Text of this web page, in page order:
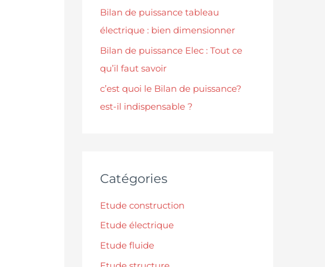
Bilan de puissance tableau
électrique : bien dimensionner
Bilan de puissance Elec : Tout ce
qu’il faut savoir
c’est quoi le Bilan de puissance?
est-il indispensable ?
Catégories
Etude construction
Etude électrique
Etude fluide